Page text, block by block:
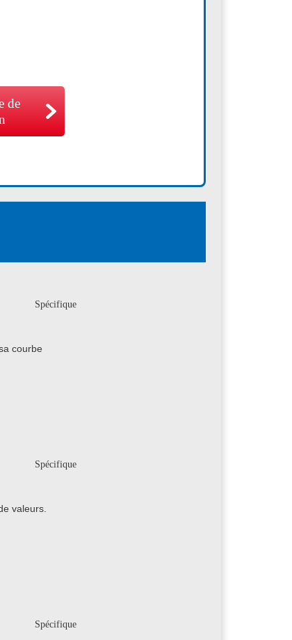
de
Spécifique
courbe
Spécifique
valeurs.
Spécifique